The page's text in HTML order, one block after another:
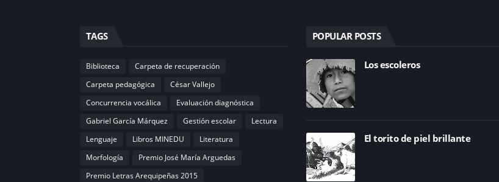
TAGS
Biblioteca
Carpeta de recuperación
Carpeta pedagógica
César Vallejo
Concurrencia vocálica
Evaluación diagnóstica
Gabriel García Márquez
Gestión escolar
Lectura
Lenguaje
Libros MINEDU
Literatura
Morfología
Premio José María Arguedas
Premio Letras Arequipeñas 2015
POPULAR POSTS
Los escoleros
El torito de piel brillante